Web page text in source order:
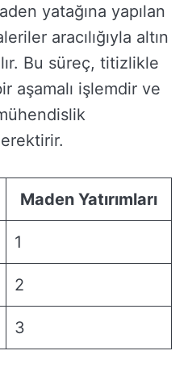
yatağına yapılan
aracılığıyla altın
Bu süreç, titizlikle
aşamalı işlemdir ve
Maden Yatırımları
1
2
3